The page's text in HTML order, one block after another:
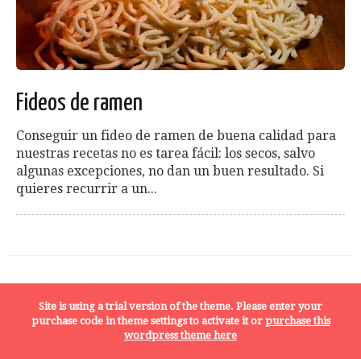
Fideos de ramen
Conseguir un fideo de ramen de buena calidad para
nuestras recetas no es tarea fácil: los secos, salvo
algunas excepciones, no dan un buen resultado. Si
quieres recurrir a un...
Site is using a trial version of the theme. Please enter your
purchase code in theme settings to activate it or purchase this
wordpress theme here